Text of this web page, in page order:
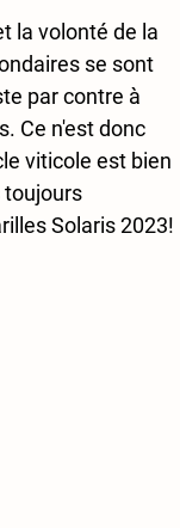
la volonté de la
se sont
par contre à
Ce n'est donc
viticole est bien
toujours
Solaris 2023!